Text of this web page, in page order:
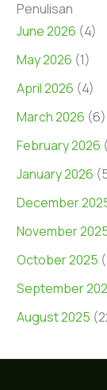
Penulisan
June 2026 (4)
May 2026 (1)
April 2026 (4)
March 2026 (6)
February 2026
January 2026
December
November
October 2025
September
August 2025